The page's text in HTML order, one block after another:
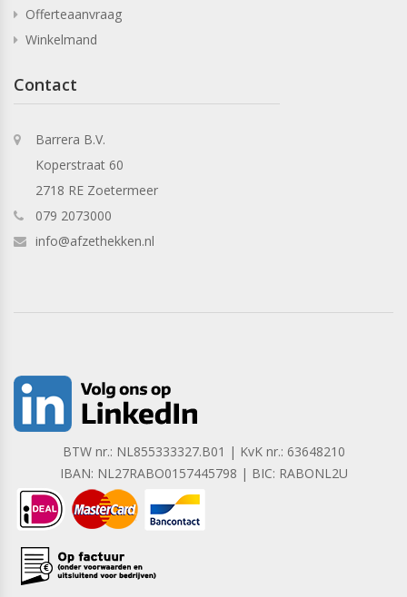
Offerteaanvraag
Winkelmand
Contact
Barrera B.V.
Koperstraat 60
2718 RE Zoetermeer
079 2073000
info@afzethekken.nl
BTW nr.: NL855333327.B01 | KvK nr.: 63648210
IBAN: NL27RABO0157445798 | BIC: RABONL2U